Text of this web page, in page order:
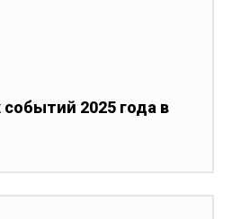
2025 года в